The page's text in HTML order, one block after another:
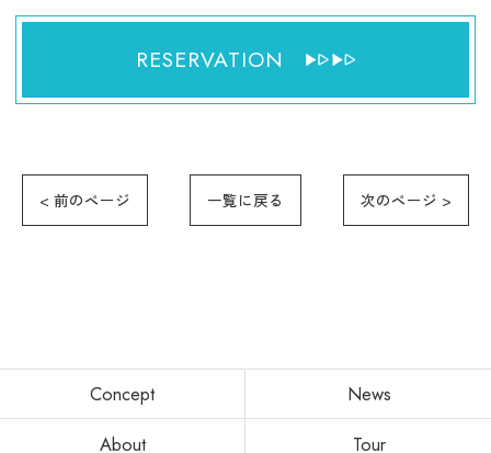
RESERVATION
< 前のページ 一覧に戻る 次のページ >
Concept
News
About
Tour